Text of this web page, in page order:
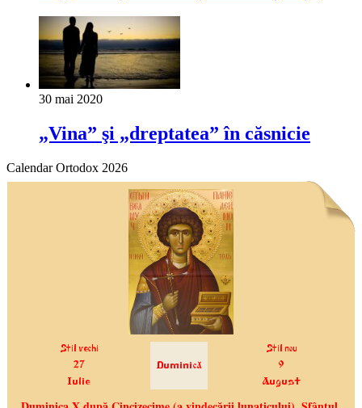
30 mai 2020
„Vina” şi „dreptatea” în căsnicie
Calendar Ortodox 2026